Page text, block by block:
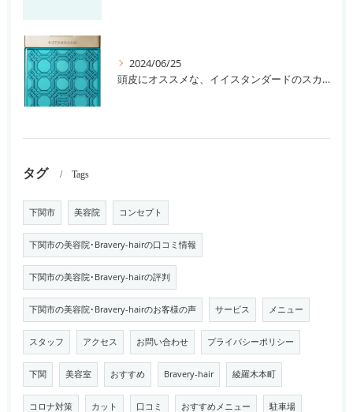
2024/06/25
頭皮にオススメな、イイスタンダードのスカルプ系シャンプー＆トリートメントです！
タグ Tags
下関市 美容院 コンセプト
下関市の美容院･Bravery-hairの口コミ情報
下関市の美容院･Bravery-hairの評判
下関市の美容院･Bravery-hairのお客様の声 サービス メニュー
スタッフ アクセス お問い合わせ プライバシーポリシー
下関 美容室 おすすめ Bravery-hair 綾羅木本町
コロナ対策 カット 口コミ おすすめメニュー 駐車場